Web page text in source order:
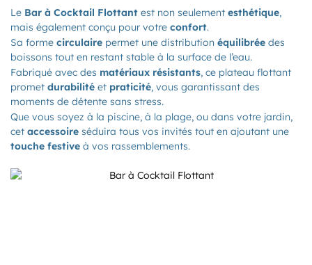
Le Bar à Cocktail Flottant est non seulement esthétique,
mais également conçu pour votre confort.
Sa forme circulaire permet une distribution équilibrée des
boissons tout en restant stable à la surface de l’eau.
Fabriqué avec des matériaux résistants, ce plateau flottant
promet durabilité et praticité, vous garantissant des
moments de détente sans stress.
Que vous soyez à la piscine, à la plage, ou dans votre jardin,
cet accessoire séduira tous vos invités tout en ajoutant une
touche festive à vos rassemblements.